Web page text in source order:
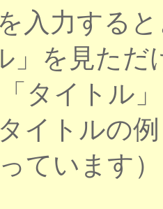
入力する
」を見ただ
タイトル
トルの例
ています）